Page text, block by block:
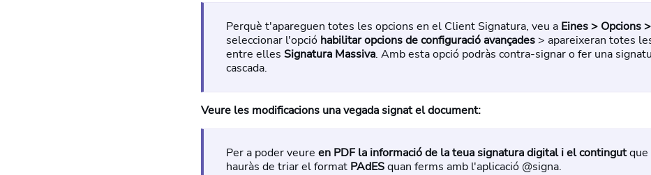
Perquè t'apareguen totes les opcions en el Client Signatura, veu a Eines > Opcions
seleccionar l'opció habilitar opcions de configuració avançades > apareixeran totes
entre elles Signatura Massiva. Amb esta opció podràs contra-signar o fer una
cascada.
Veure les modificacions una vegada signat el document:
Per a poder veure en PDF la informació de la teua signatura digital i el contingutque
hauràs de triar el format PAdESquan ferms amb l'aplicació @signa.